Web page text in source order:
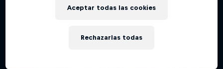
Rechazarlas todas
Aceptar todas las cookies